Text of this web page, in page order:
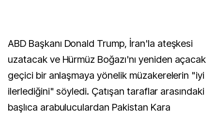
ABD Başkanı Donald Trump, İran'la ateşkesi
uzatacak ve Hürmüz Boğazı'nı yeniden açacak
geçici bir anlaşmaya yönelik müzakerelerin "iyi
ilerlediğini" söyledi. Çatışan taraflar arasındaki
başlıca arabuluculardan Pakistan Kara